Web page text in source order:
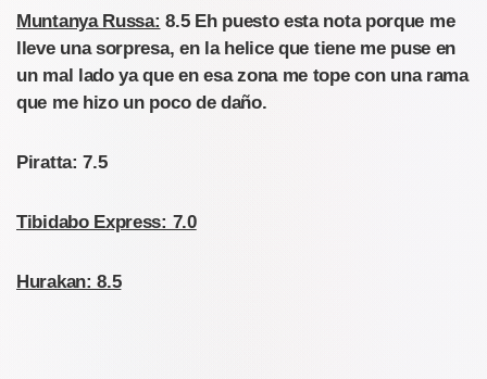
Muntanya Russa: 8.5 Eh puesto esta nota porque me
lleve una sorpresa, en la helice que tiene me puse en
un mal lado ya que en esa zona me tope con una rama
que me hizo un poco de daño.
Piratta: 7.5
Tibidabo Express: 7.0
Hurakan: 8.5